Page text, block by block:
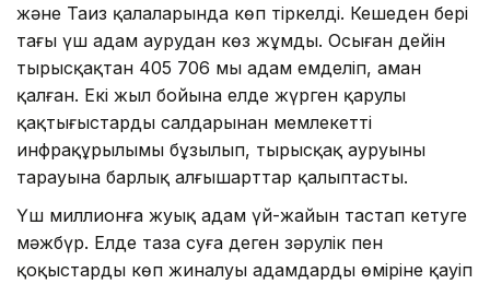
және Таиз қалаларында көп тіркелді. Кешеден бері
тағы үш адам аурудан көз жұмды. Осыған дейін
тырысқақтан 405 706 мың адам емделіп, аман
қалған. Екі жыл бойына елде жүрген қарулы
қақтығыстардың салдарынан мемлекеттің
инфрақұрылымы бұзылып, тырысқақ ауруының
тарауына барлық алғышарттар қалыптасты.
Үш миллионға жуық адам үй-жайын тастап кетуге
мәжбүр. Елде таза суға деген зәрулік пен
қоқыстардың көп жиналуы адамдардың өміріне қауіп